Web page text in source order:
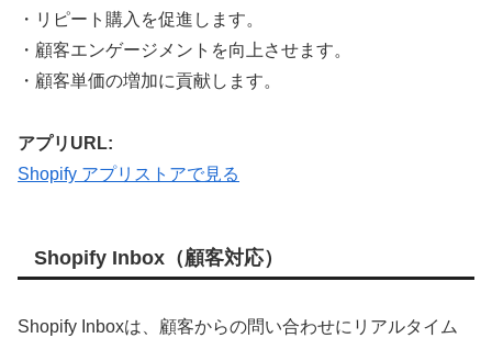
・リピート購入を促進します。
・顧客エンゲージメントを向上させます。
・顧客単価の増加に貢献します。
アプリURL:
Shopify アプリストアで見る
Shopify Inbox（顧客対応）
Shopify Inboxは、顧客からの問い合わせにリアルタイム